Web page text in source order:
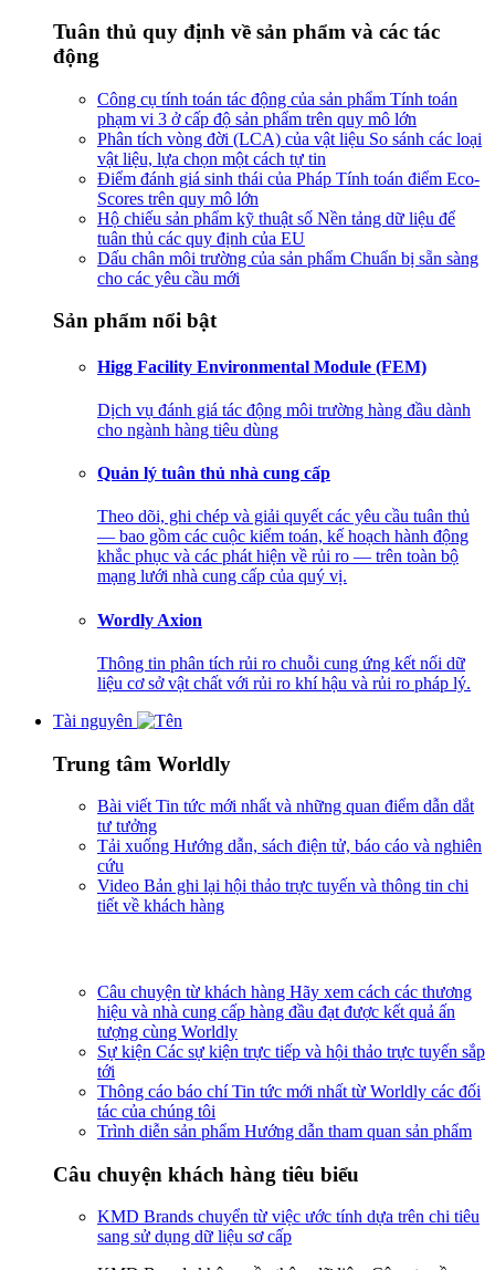
Tuân thủ quy định về sản phẩm và các tác
động
Công cụ tính toán tác động của sản phẩm Tính toán
phạm vi 3 ở cấp độ sản phẩm trên quy mô lớn
Phân tích vòng đời (LCA) của vật liệu So sánh các loại
vật liệu, lựa chọn một cách tự tin
Điểm đánh giá sinh thái của Pháp Tính toán điểm Eco-
Scores trên quy mô lớn
Hộ chiếu sản phẩm kỹ thuật số Nền tảng dữ liệu để
tuân thủ các quy định của EU
Dấu chân môi trường của sản phẩm Chuẩn bị sẵn sàng
cho các yêu cầu mới
Sản phẩm nổi bật
Higg Facility Environmental Module (FEM)
Dịch vụ đánh giá tác động môi trường hàng đầu dành
cho ngành hàng tiêu dùng
Quản lý tuân thủ nhà cung cấp
Theo dõi, ghi chép và giải quyết các yêu cầu tuân thủ
— bao gồm các cuộc kiểm toán, kế hoạch hành động
khắc phục và các phát hiện về rủi ro — trên toàn bộ
mạng lưới nhà cung cấp của quý vị.
Wordly Axion
Thông tin phân tích rủi ro chuỗi cung ứng kết nối dữ
liệu cơ sở vật chất với rủi ro khí hậu và rủi ro pháp lý.
Tài nguyên
Trung tâm Worldly
Bài viết Tin tức mới nhất và những quan điểm dẫn dắt
tư tưởng
Tải xuống Hướng dẫn, sách điện tử, báo cáo và nghiên
cứu
Video Bản ghi lại hội thảo trực tuyến và thông tin chi
tiết về khách hàng
Câu chuyện từ khách hàng Hãy xem cách các thương
hiệu và nhà cung cấp hàng đầu đạt được kết quả ấn
tượng cùng Worldly
Sự kiện Các sự kiện trực tiếp và hội thảo trực tuyến sắp
tới
Thông cáo báo chíTin tức mới nhất từ Worldly các đối
tác của chúng tôi
Trình diễn sản phẩm Hướng dẫn tham quan sản phẩm
Câu chuyện khách hàng tiêu biểu
KMD Brands chuyển từ việc ước tính dựa trên chi tiêu
sang sử dụng dữ liệu sơ cấp